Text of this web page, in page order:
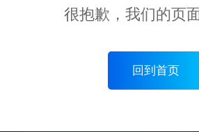
很抱歉，我们的页
回到首页